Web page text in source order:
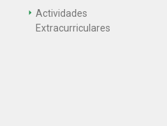
Actividades
Extracurriculares